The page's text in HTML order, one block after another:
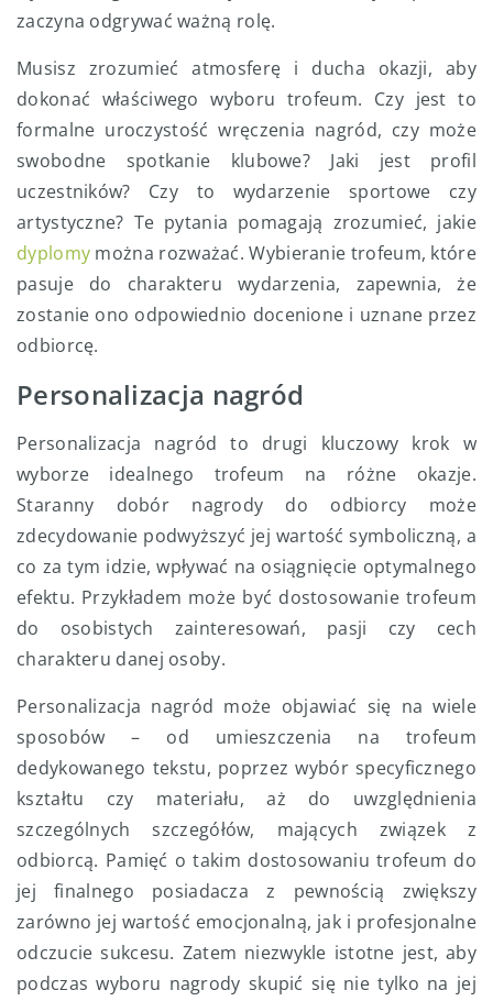
zaczyna odgrywać ważną rolę.
Musisz zrozumieć atmosferę i ducha okazji, aby
dokonać właściwego wyboru trofeum. Czy jest to
formalne uroczystość wręczenia nagród, czy może
swobodne spotkanie klubowe? Jaki jest profil
uczestników? Czy to wydarzenie sportowe czy
artystyczne? Te pytania pomagają zrozumieć, jakie
dyplomy można rozważać. Wybieranie trofeum, które
pasuje do charakteru wydarzenia, zapewnia, że
zostanie ono odpowiednio docenione i uznane przez
odbiorcę.
Personalizacja nagród
Personalizacja nagród to drugi kluczowy krok w
wyborze idealnego trofeum na różne okazje.
Staranny dobór nagrody do odbiorcy może
zdecydowanie podwyższyć jej wartość symboliczną, a
co za tym idzie, wpływać na osiągnięcie optymalnego
efektu. Przykładem może być dostosowanie trofeum
do osobistych zainteresowań, pasji czy cech
charakteru danej osoby.
Personalizacja nagród może objawiać się na wiele
sposobów – od umieszczenia na trofeum
dedykowanego tekstu, poprzez wybór specyficznego
kształtu czy materiału, aż do uwzględnienia
szczególnych szczegółów, mających związek z
odbiorcą. Pamięć o takim dostosowaniu trofeum do
jej finalnego posiadacza z pewnością zwiększy
zarówno jej wartość emocjonalną, jak i profesjonalne
odczucie sukcesu. Zatem niezwykle istotne jest, aby
podczas wyboru nagrody skupić się nie tylko na jej